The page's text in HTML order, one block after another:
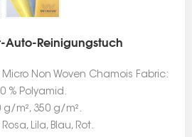
Auto-Reinigungstuch
Micro Non Woven Chamois Fabric:
% Polyamid.
g/m², 350 g/m².
Lila, Blau, Rot.